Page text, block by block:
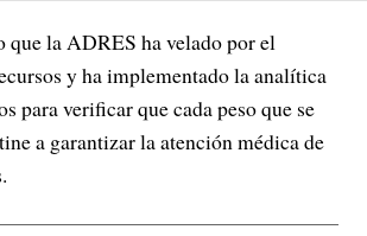
que la ADRES ha velado por el
y ha implementado la analítica
para verificar que cada peso que se
a garantizar la atención médica de